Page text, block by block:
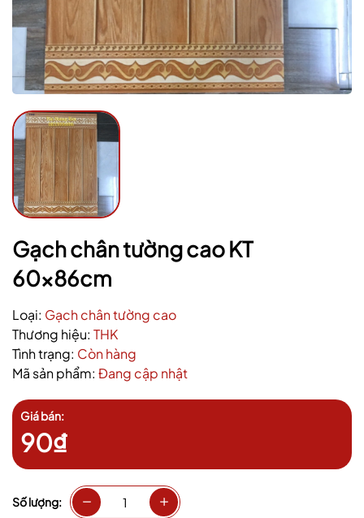
Gạch chân tường cao KT
60x86cm
Loại: Gạch chân tường cao
Thương hiệu: THK
Tình trạng: Còn hàng
Mã sản phẩm: Đang cập nhật
Giá bán:
90₫
Số lượng:
Điều kiện: